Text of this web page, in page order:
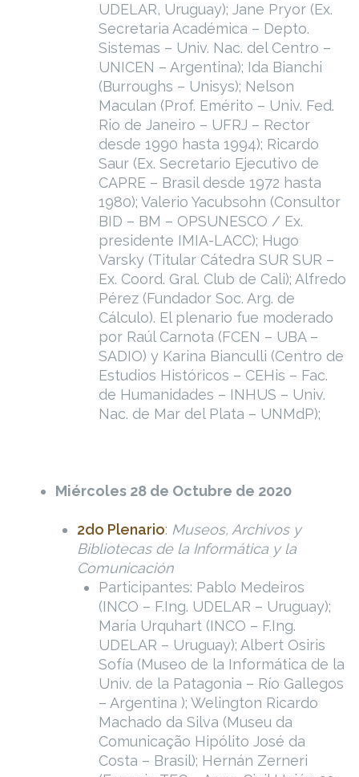
UDELAR, Uruguay); Jane Pryor (Ex.
Secretaria Académica – Depto.
Sistemas – Univ. Nac. del Centro –
UNICEN – Argentina); Ida Bianchi
(Burroughs – Unisys); Nelson
Maculan (Prof. Emérito – Univ. Fed.
Rio de Janeiro – UFRJ – Rector
desde 1990 hasta 1994); Ricardo
Saur (Ex. Secretario Ejecutivo de
CAPRE – Brasil desde 1972 hasta
1980); Valerio Yacubsohn (Consultor
BID – BM – OPSUNESCO / Ex.
presidente IMIA-LACC); Hugo
Varsky (Titular Cátedra SUR SUR –
Ex. Coord. Gral. Club de Cali); Alfredo
Pérez (Fundador Soc. Arg. de
Cálculo). El plenario fue moderado
por Raúl Carnota (FCEN – UBA –
SADIO) y Karina Bianculli (Centro de
Estudios Históricos – CEHis – Fac.
de Humanidades – INHUS – Univ.
Nac. de Mar del Plata – UNMdP);
Miércoles 28 de Octubre de 2020
2do Plenario: Museos, Archivos y
Bibliotecas de la Informática y la
Comunicación
Participantes: Pablo Medeiros
(INCO – F.Ing. UDELAR – Uruguay);
María Urquhart (INCO – F.Ing.
UDELAR – Uruguay); Albert Osiris
Sofía (Museo de la Informática de la
Univ. de la Patagonia – Río Gallegos
– Argentina ); Welington Ricardo
Machado da Silva (Museu da
Comunicação Hipólito José da
Costa – Brasil); Hernán Zerneri